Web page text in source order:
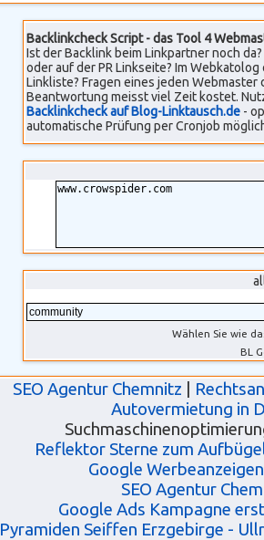
Backlinkcheck Script - das Tool 4
Ist der Backlink beim Linkpartner noch
oder auf der PR Linkseite? Im Webkatolog
Linkliste? Fragen eines jeden Webmaster
Beantwortung meisst viel Zeit kostet.
Backlinkcheck auf Blog-Linktausch.de-
automatische Prüfung per Cronjob
Wählen Sie wie
BL
SEO Agentur Chemnitz
Autovermietung in
Reflektor Sterne zum
Google
SEO Agentur
Google Ads Kampagne
Pyramiden Seiffen Erzgebirge -